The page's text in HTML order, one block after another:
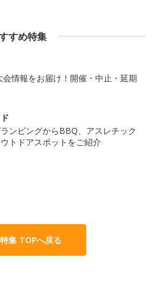
すめ特集
情報をお届け！開催・中止・延期
ンピングからBBQ、アスレチック
トドアスポットをご紹介
集 TOPへ戻る